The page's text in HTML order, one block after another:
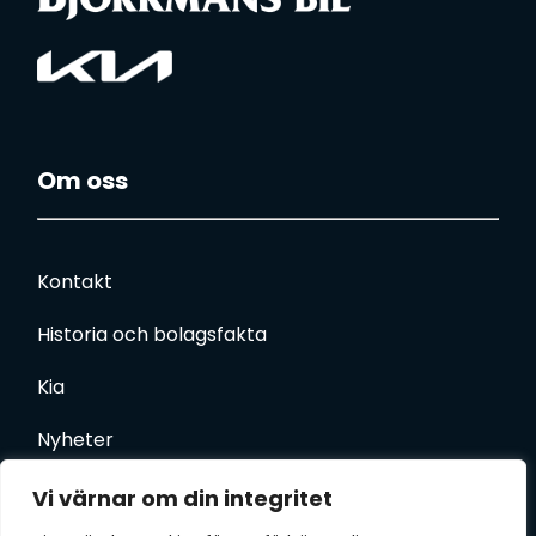
Vi värnar om din integritet
Om oss
Kontakt
Historia och bolagsfakta
Kia
Nyheter
Inspiration